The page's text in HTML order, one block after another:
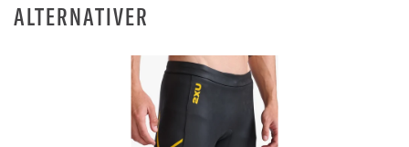
ALTERNATIVER